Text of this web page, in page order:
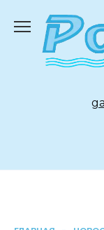
содержанию